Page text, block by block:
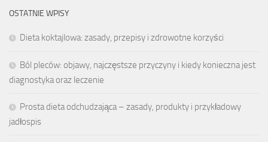
OSTATNIE WPISY
Dieta koktajlowa: zasady, przepisy i zdrowotne korzyści
Ból pleców: objawy, najczęstsze przyczyny i kiedy konieczna jest
diagnostyka oraz leczenie
Prosta dieta odchudzająca – zasady, produkty i przykładowy
jadłospis